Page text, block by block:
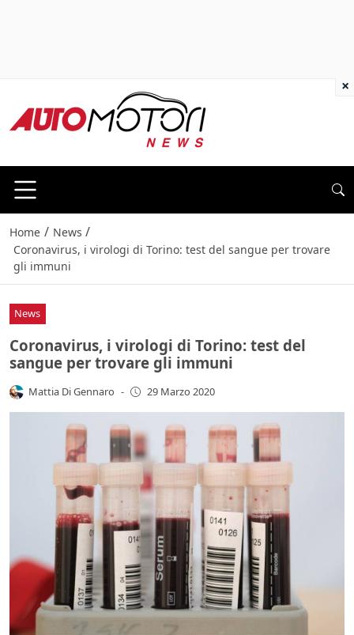
Home / News /
Coronavirus, i virologi di Torino: test del sangue per trovare
gli immuni
News
Coronavirus, i virologi di Torino: test del
sangue per trovare gli immuni
Mattia Di Gennaro - 29 Marzo 2020
×